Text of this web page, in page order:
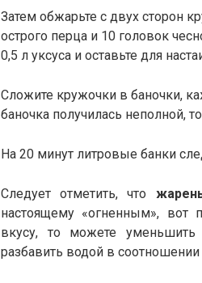
Затем обжарьте с двух сторон
острого перца и 10 головок
0,5 л уксуса и оставьте для
Сложите кружочки в баночки,
баночка получилась неполной,
На 20 минут литровые банки
Следует отметить, что
настоящему «огненным», вот
вкусу, то можете
разбавить водой в соотношении